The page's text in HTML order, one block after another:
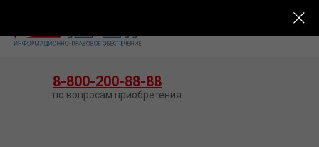
8-800-200-88-88
по вопросам приобретения